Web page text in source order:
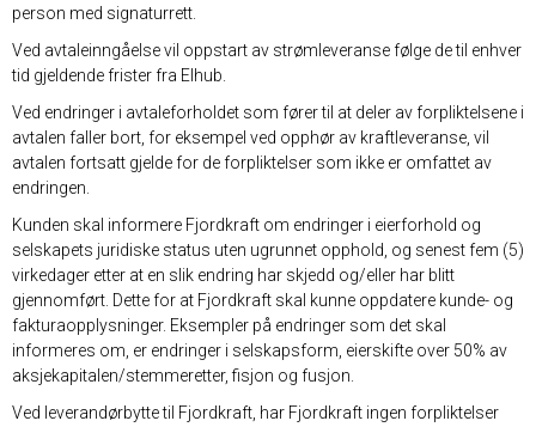
person med signaturrett.
Ved avtaleinngåelse vil oppstart av strømleveranse følge de til enhver
tid gjeldende frister fra Elhub.
Ved endringer i avtaleforholdet som fører til at deler av forpliktelsene i
avtalen faller bort, for eksempel ved opphør av kraftleveranse, vil
avtalen fortsatt gjelde for de forpliktelser som ikke er omfattet av
endringen.
Kunden skal informere Fjordkraft om endringer i eierforhold og
selskapets juridiske status uten ugrunnet opphold, og senest fem (5)
virkedager etter at en slik endring har skjedd og/eller har blitt
gjennomført. Dette for at Fjordkraft skal kunne oppdatere kunde- og
fakturaopplysninger. Eksempler på endringer som det skal
informeres om, er endringer i selskapsform, eierskifte over 50% av
aksjekapitalen/stemmeretter, fisjon og fusjon.
Ved leverandørbytte til Fjordkraft, har Fjordkraft ingen forpliktelser